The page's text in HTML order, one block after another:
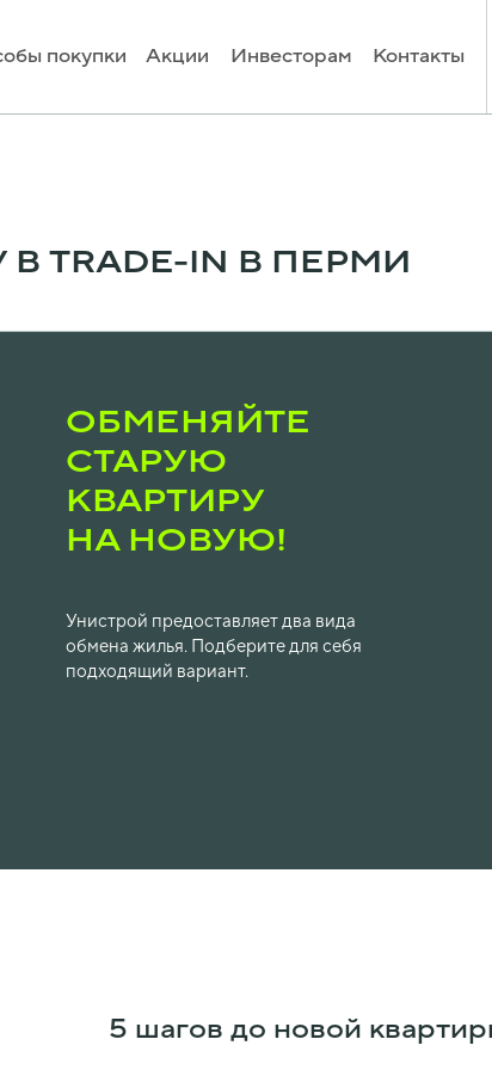
покупки Акции Инвесторам Контакты
TRADE-IN В ПЕРМИ
ОБМЕНЯЙТЕ
СТАРУЮ
КВАРТИРУ
НА НОВУЮ!
Унистрой предоставляет два вида
обмена жилья. Подберите для себя
подходящий вариант.
5 шагов до новой